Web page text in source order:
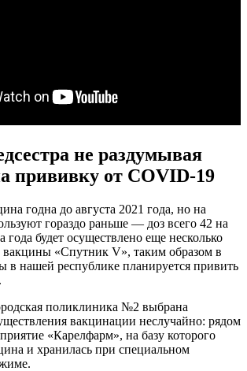
не раздумывая
прививку от COVID-19
годна до августа 2021 года, но на
гораздо раньше — доз всего 42 на
будет осуществлено еще несколько
вакцины «Спутник V», таким образом в
в нашей республике планируется привить
поликлиника №2 выбрана
вакцинации неслучайно: рядом
«Карелфарм», на базу которого
и хранилась при специальном